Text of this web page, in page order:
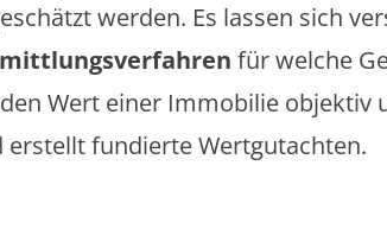
werden. Es lassen sich
für welche
Wert einer Immobilie objektiv
erstellt fundierte Wertgutachten.